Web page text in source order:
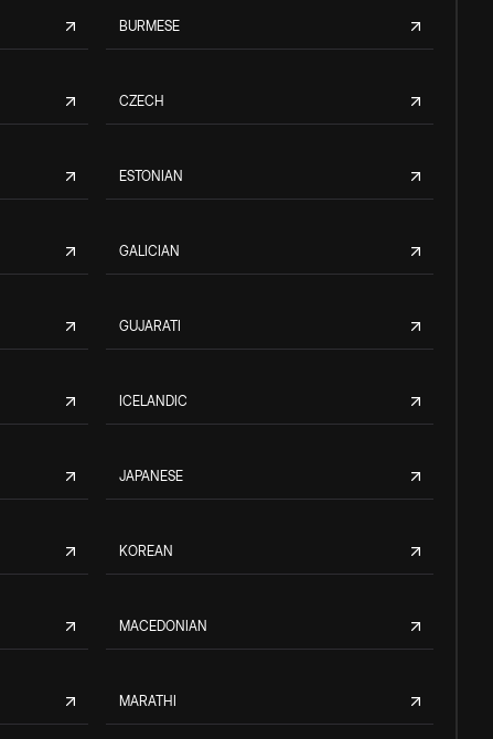
BURMESE
CZECH
ESTONIAN
GALICIAN
GUJARATI
ICELANDIC
JAPANESE
KOREAN
MACEDONIAN
MARATHI